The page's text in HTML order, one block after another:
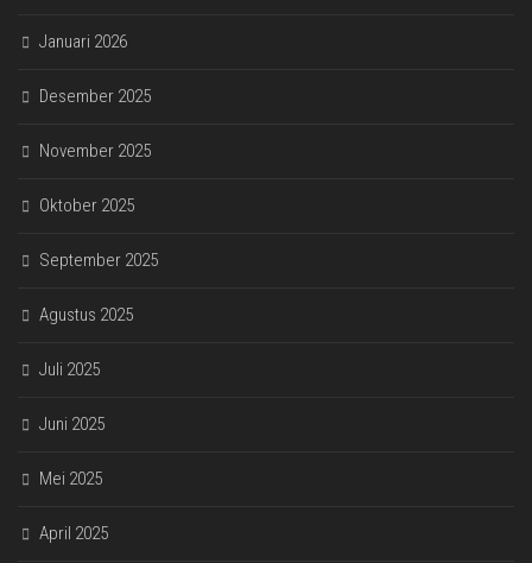
Januari 2026
Desember 2025
November 2025
Oktober 2025
September 2025
Agustus 2025
Juli 2025
Juni 2025
Mei 2025
April 2025